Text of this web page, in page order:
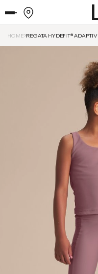
HOME REGATA HYDEFIT®